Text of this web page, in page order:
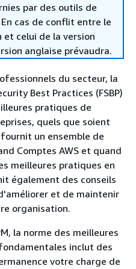
par des outils de
cas de conflit entre le
celui de la version
anglaise prévaudra.
du secteur, la
Best Practices (FSBP)
pratiques de
quels que soient
un ensemble de
Comptes AWS et quand
meilleures pratiques en
également des conseils
et de maintenir
organisation.
la norme des meilleures
inclut des
votre charge de